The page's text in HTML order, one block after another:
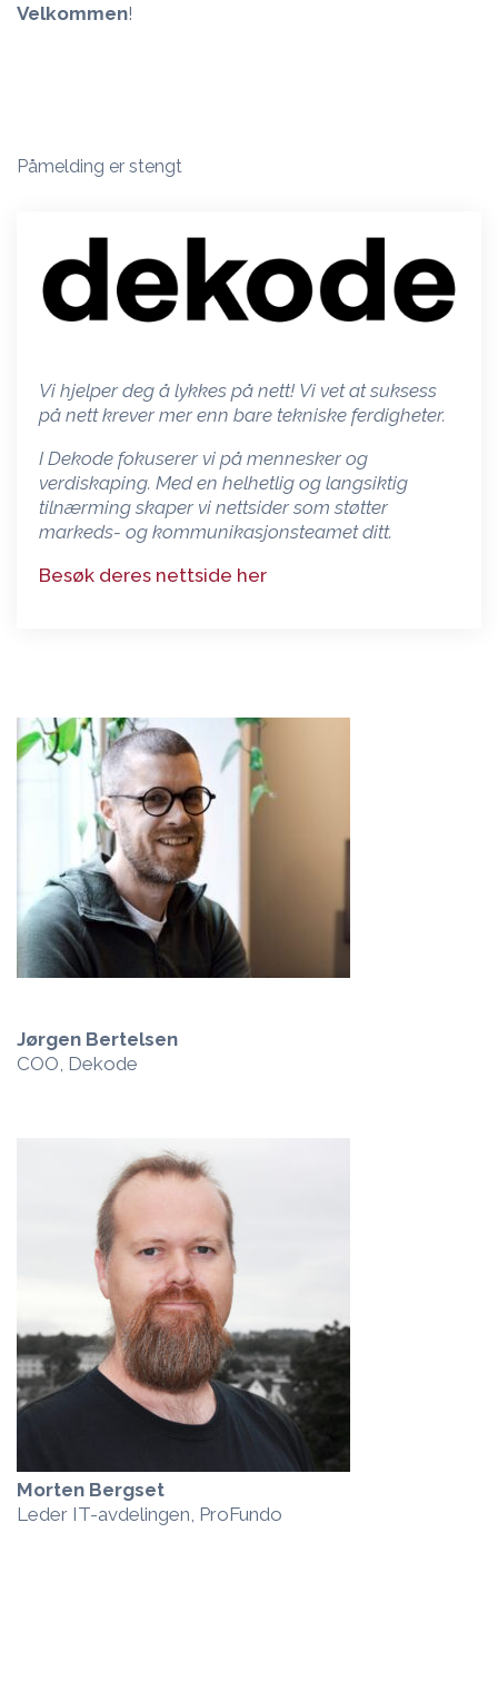
Velkommen!
Påmelding er stengt
Vi hjelper deg å lykkes på nett! Vi vet at suksess
på nett krever mer enn bare tekniske ferdigheter.
I Dekode fokuserer vi på mennesker og
verdiskaping. Med en helhetlig og langsiktig
tilnærming skaper vi nettsider som støtter
markeds- og kommunikasjonsteametditt.
Besøk deres nettside her
Jørgen Bertelsen
COO, Dekode
Morten Bergset
Leder IT-avdelingen, ProFundo